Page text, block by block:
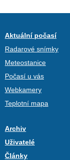
Aktuální počasí
Radarové snímky
Meteostanice
Počasí u vás
Webkamery
Teplotní mapa
Archiv
Uživatelé
Články